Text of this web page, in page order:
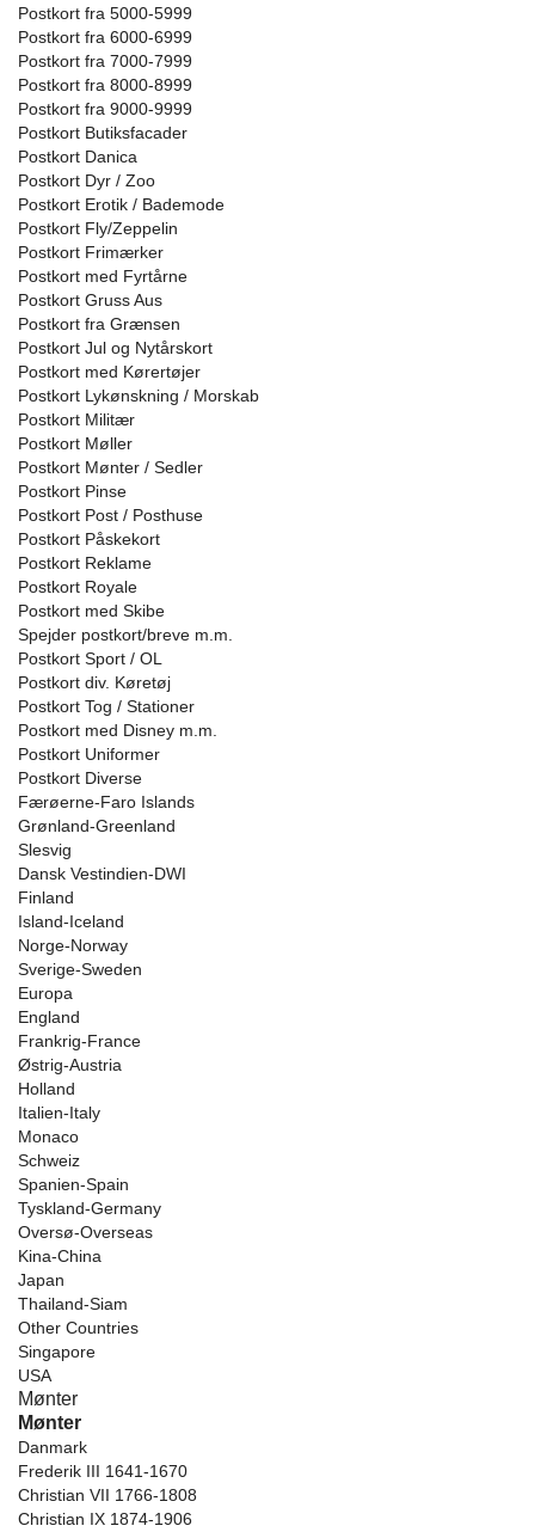
Postkort fra 5000-5999
Postkort fra 6000-6999
Postkort fra 7000-7999
Postkort fra 8000-8999
Postkort fra 9000-9999
Postkort Butiksfacader
Postkort Danica
Postkort Dyr / Zoo
Postkort Erotik / Bademode
Postkort Fly/Zeppelin
Postkort Frimærker
Postkort med Fyrtårne
Postkort Gruss Aus
Postkort fra Grænsen
Postkort Jul og Nytårskort
Postkort med Kørertøjer
Postkort Lykønskning / Morskab
Postkort Militær
Postkort Møller
Postkort Mønter / Sedler
Postkort Pinse
Postkort Post / Posthuse
Postkort Påskekort
Postkort Reklame
Postkort Royale
Postkort med Skibe
Spejder postkort/breve m.m.
Postkort Sport / OL
Postkort div. Køretøj
Postkort Tog / Stationer
Postkort med Disney m.m.
Postkort Uniformer
Postkort Diverse
Færøerne-Faro Islands
Grønland-Greenland
Slesvig
Dansk Vestindien-DWI
Finland
Island-Iceland
Norge-Norway
Sverige-Sweden
Europa
England
Frankrig-France
Østrig-Austria
Holland
Italien-Italy
Monaco
Schweiz
Spanien-Spain
Tyskland-Germany
Oversø-Overseas
Kina-China
Japan
Thailand-Siam
Other Countries
Singapore
USA
Mønter
Mønter
Danmark
Frederik III 1641-1670
Christian VII 1766-1808
Christian IX 1874-1906